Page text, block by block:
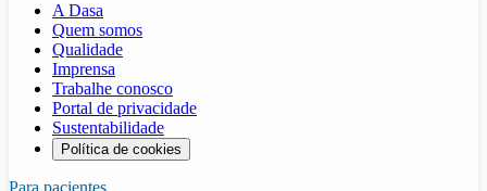
A Dasa
Quem somos
Qualidade
Imprensa
Trabalhe conosco
Portal de privacidade
Sustentabilidade
Política de cookies
Para pacientes